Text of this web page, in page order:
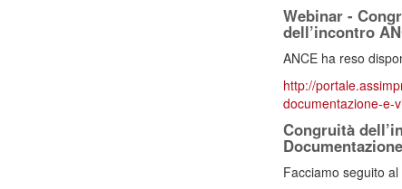
Webinar -
dell’incontro
ANCE ha reso
http://
documentazione-e-
Congruità
Documentazione
Facciamo seguito